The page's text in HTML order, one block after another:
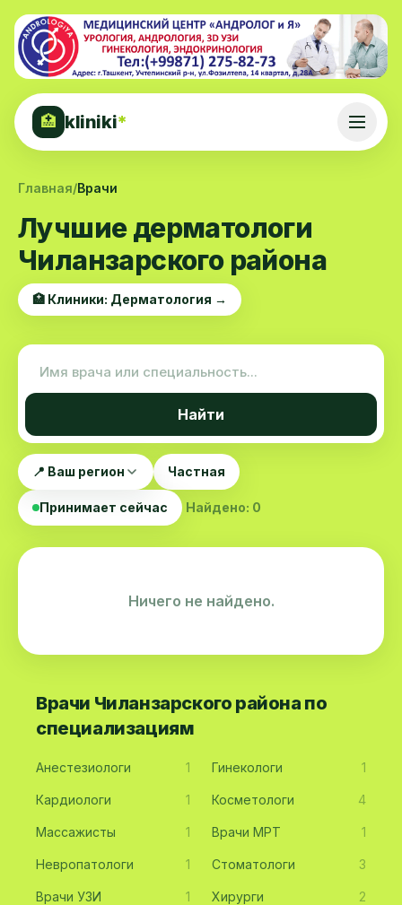
🏥 kliniki*
Главная/Врачи
Лучшие дерматологи
Чиланзарского района
🏥 Клиники: Дерматология →
Найти
📍 Ваш регион Частная
Принимает сейчас Найдено: 0
Ничего не найдено.
Врачи Чиланзарского района по
специализациям
Анестезиологи 1 Гинекологи 1
Кардиологи 1 Косметологи 4
Массажисты 1 Врачи МРТ 1
Невропатологи 1 Стоматологи 3
Врачи УЗИ 1 Хирурги 2